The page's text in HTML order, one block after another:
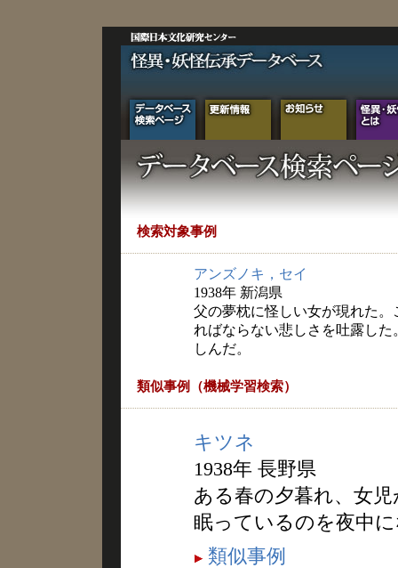
検索対象事例
アンズノキ，セイ
1938年 新潟県
父の夢枕に怪しい女が現れた
ればならない悲しさを吐露し
しんだ。
類似事例（機械学習検索）
キツネ
1938年 長野県
ある春の夕暮れ、女
眠っているのを夜中
類似事例